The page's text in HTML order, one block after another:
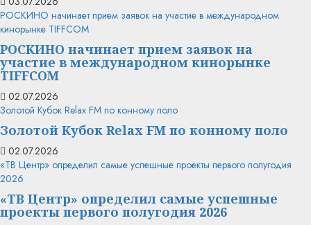
РОСКИНО начинает прием заявок на участие в международном
кинорынке TIFFCOM
РОСКИНО начинает прием заявок на
участие в международном кинорынке
TIFFCOM
02.07.2026
Золотой Кубок Relax FM по конному поло
Золотой Кубок Relax FM по конному поло
02.07.2026
«ТВ Центр» определил самые успешные проекты первого полугодия
2026
«ТВ Центр» определил самые успешные
проекты первого полугодия 2026